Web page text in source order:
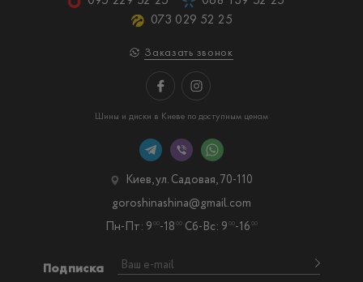
073 029 52 25
Заказать звонок
Шины и диски в Киеве по доступным ценам
Подписка
Киев, ул. Садовая, 70-110
Пн-Пт: 9 00-18 00 Сб-Вс: 9 00-16 00
goroshinashina@gmail.com